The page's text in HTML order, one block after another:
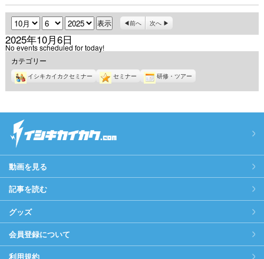
月 日 年 前へ 次へ
2025年10月6日
No events scheduled for today!
カテゴリー
イシキカイカクセミナー セミナー 研修・ツアー
動画を見る
記事を読む
グッズ
会員登録について